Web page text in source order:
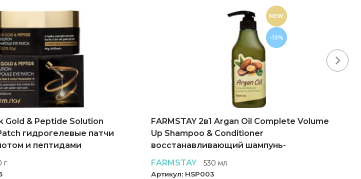
Gold & Peptide Solution
гидрогелевые патчи
и пептидами
г
FARMSTAY 2в1 Argan Oil Complete Volume
Up Shampoo & Conditioner
восстанавливающий шампунь-
кондиционер для волос
FARMSTAY 530 мл
Артикул: HSP003
NEW
-15%
Next